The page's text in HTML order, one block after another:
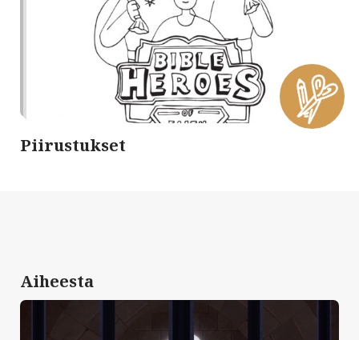
Piirustukset
Aiheesta